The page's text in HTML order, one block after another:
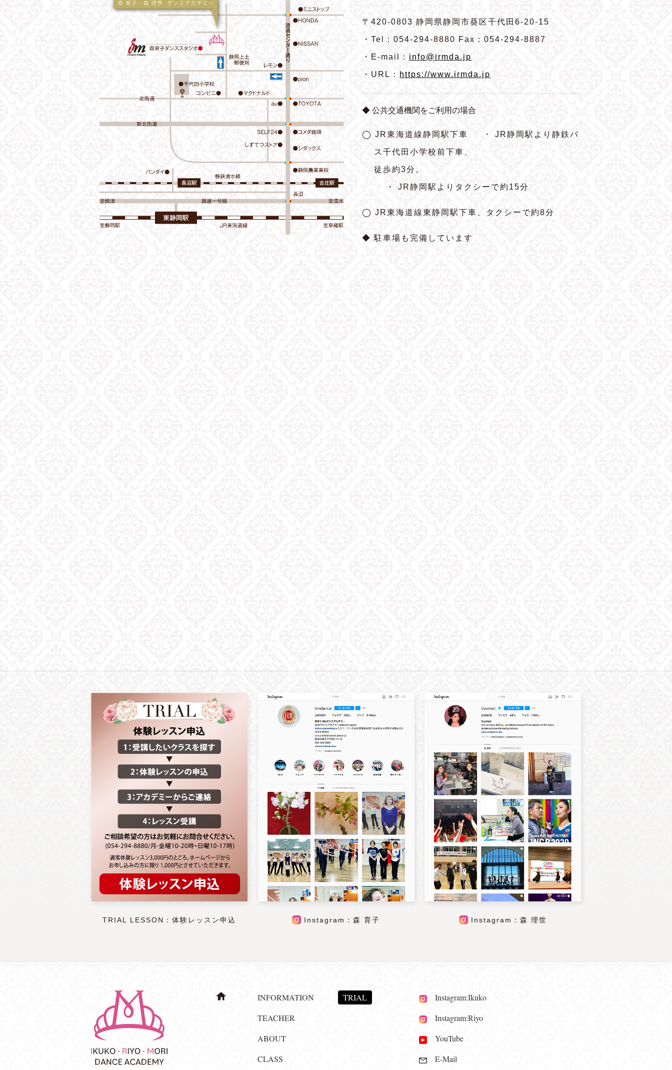
〒420-0803静岡県静岡市葵区千代田6-20-15
・Tel：054-294-8880 Fax：054-294-8887
・E-mail： info@irmda.jp
・URL： https://www.irmda.jp
◆ 公共交通機関をご利用の場合
◯ JR東海道線静岡駅下車 ・ JR静岡駅より静鉄バ
ス千代田小学校前下車、
徒歩約3分。
・ JR静岡駅よりタクシーで約15分
◯ JR東海道線東静岡駅下車、タクシーで約8分
◆ 駐車場も完備しています
TRIAL LESSON：体験レッスン申込 Instagram：森 育子 Instagram：森 理世
INFORMATION
TEACHER
ABOUT
CLASS
TRIAL
Instagram:Ikuko
Instagram:Riyo
YouTube
E-Mail